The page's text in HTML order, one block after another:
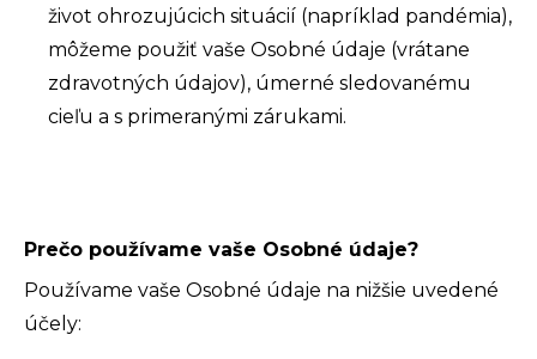
život ohrozujúcich situácií (napríklad pandémia),
môžeme použiť vaše Osobné údaje (vrátane
zdravotných údajov), úmerné sledovanému
cieľu a s primeranými zárukami.
Prečo používame vaše Osobné údaje?
Používame vaše Osobné údaje na nižšie uvedené
účely: